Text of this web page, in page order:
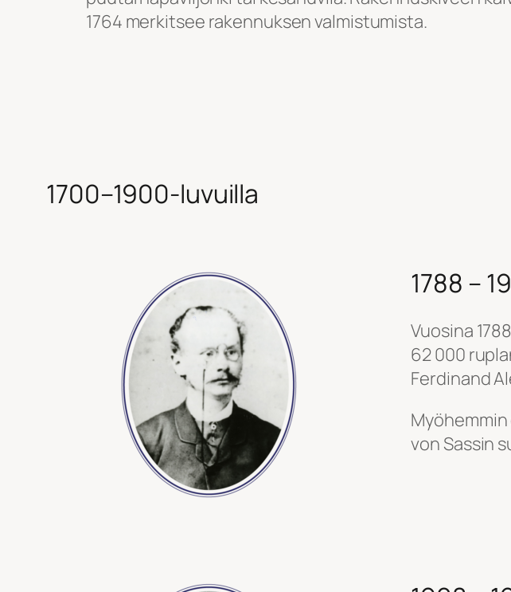
1764 merkitsee rakennuksen valmistumista.
1700–1900-luvuilla
1788 –
Vuosina
62 000
Ferdinand
von Sassin